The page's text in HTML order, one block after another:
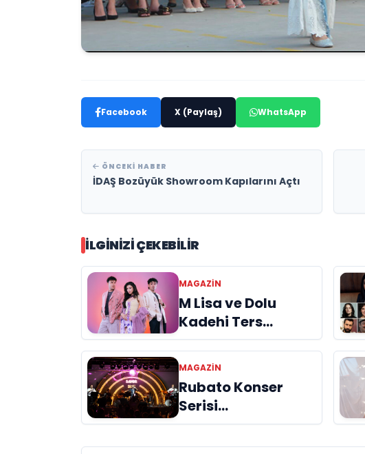
Facebook X (Paylaş) WhatsApp
ÖNCEKI HABER
İDAŞ Bozüyük Showroom Kapılarını Açtı
İLGINIZI ÇEKEBILIR
MAGAZIN
M Lisa ve Dolu
Kadehi Ters
Tut’tan Yeni İş
Birliği: “Vişne”
MAGAZIN
Rubato Konser
Serisi
Müzikseverlerle
Buluşmaya Devam